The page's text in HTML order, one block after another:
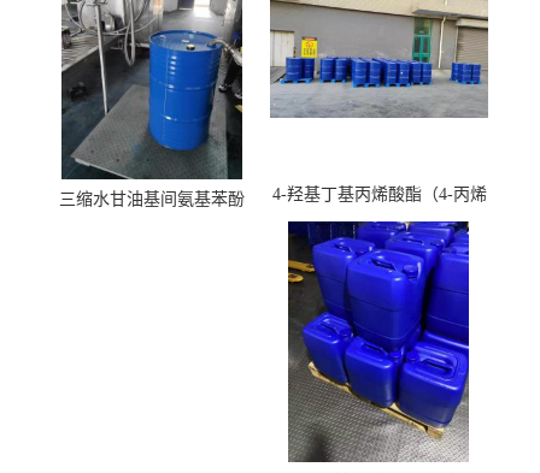
三缩水甘油基间氨基苯酚
4-羟基丁基丙烯酸酯（4-丙烯
酸羟丁酯）